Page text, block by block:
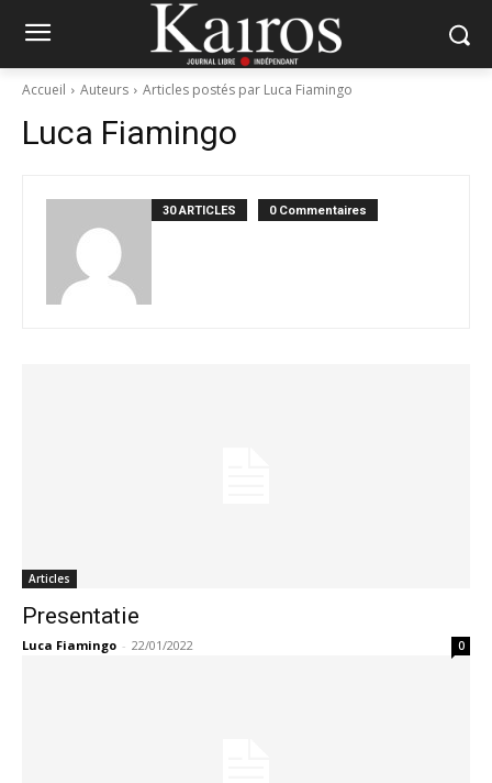
Accueil Auteurs Articles postés par Luca Fiamingo
Luca Fiamingo
30 ARTICLES 0 Commentaires
Articles
Presentatie
Luca Fiamingo - 22/01/2022 0